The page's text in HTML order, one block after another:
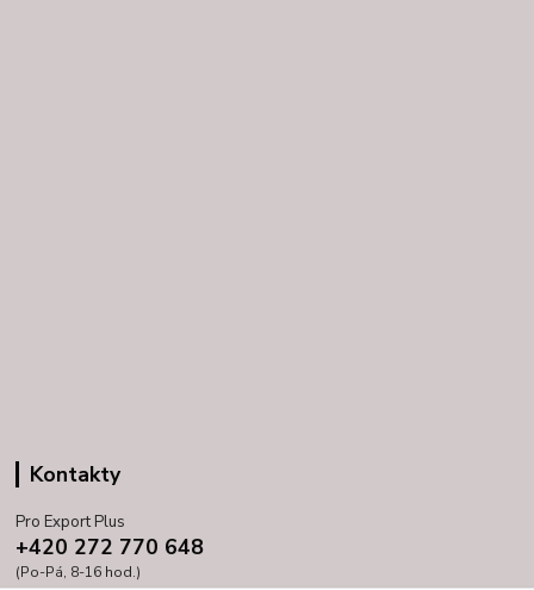
Kontakty
Pro Export Plus
+420 272 770 648
(Po-Pá, 8-16 hod.)